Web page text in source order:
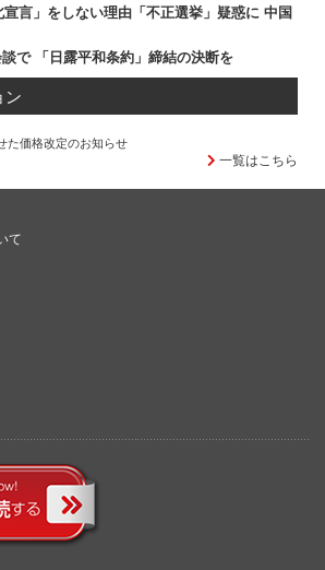
宣言」をしない理由「不正選挙」疑惑に 中国
で 「日露平和条約」締結の決断を
ン
た価格改定のお知らせ
一覧はこちら
て